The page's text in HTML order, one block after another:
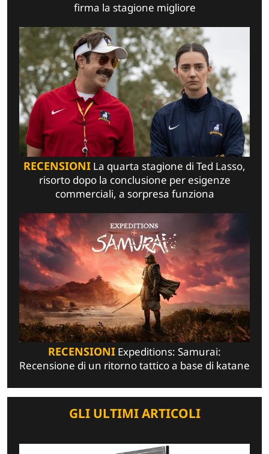
firma la stagione migliore
RECENSIONI La quarta stagione di Ted Lasso,
risorto dopo la conclusione per esigenze
commerciali, a sorpresa funziona
RECENSIONI Expeditions: Samurai:
Recensione di un ritorno tattico a base di katane
GLI ULTIMI ARTICOLI